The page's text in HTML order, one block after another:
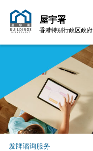
屋宇署
香港特别行政区政府
发牌谘询服务